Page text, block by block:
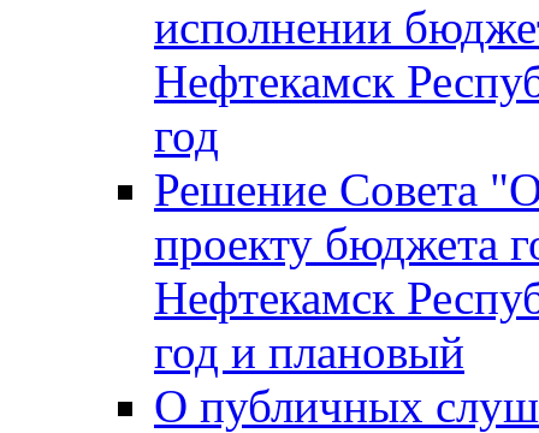
исполнении
Нефтекамск
год
Решение Совета
проекту бюджета
Нефтекамск
год и плановый
О публичных